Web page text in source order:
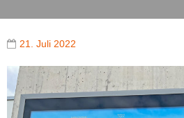
21. Juli 2022